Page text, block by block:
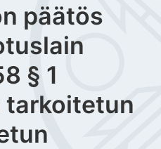
päätös
§ 1
tarkoitetun